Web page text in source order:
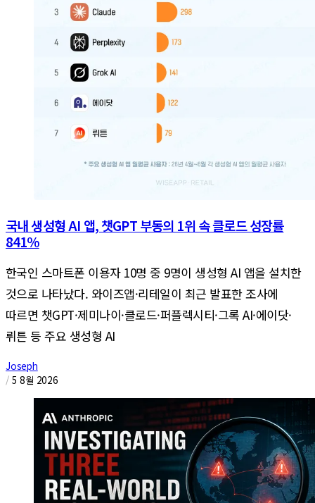
국내 생성형 AI 앱, 챗GPT 부동의 1위 속 클로드 성장률
841%
한국인 스마트폰 이용자 10명 중 9명이 생성형 AI 앱을 설치한
것으로 나타났다. 와이즈앱·리테일이 최근 발표한 조사에
따르면 챗GPT·제미나이·클로드·퍼플렉시티·그록 AI·에이닷·
뤼튼 등 주요 생성형 AI
Joseph
/ 5 8월 2026